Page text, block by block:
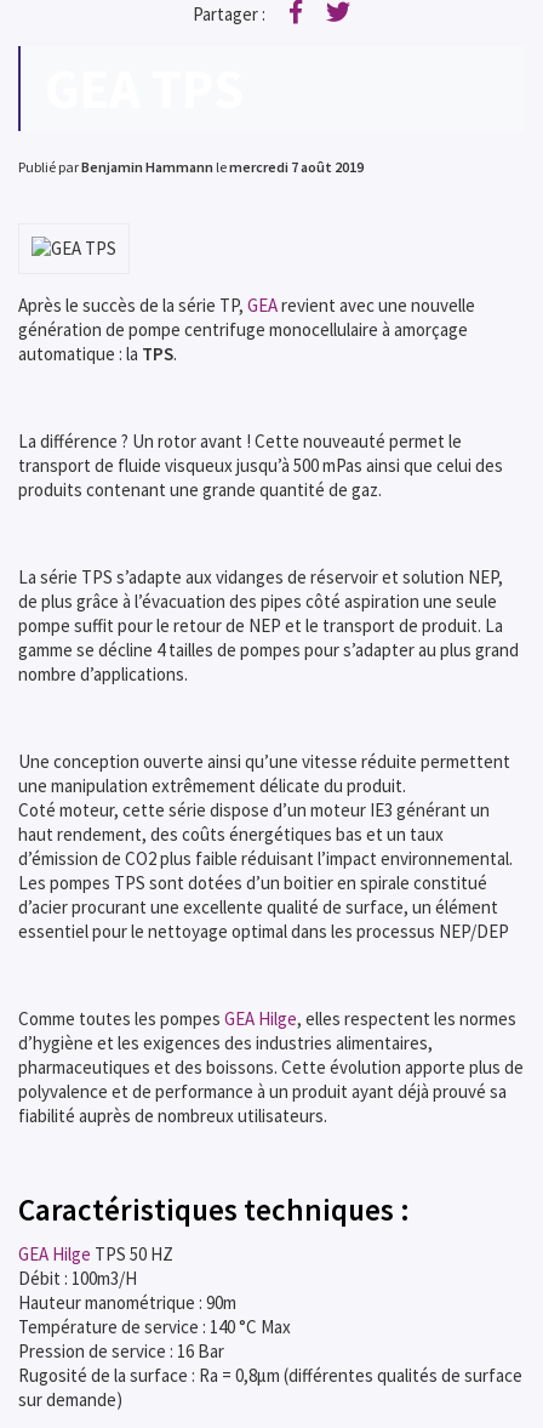
Partager :
Facebook
Publié parBenjamin Hammann lemercredi 7 août 2019
Après le succès de la série TP, GEArevient avec une nouvelle
génération de pompe centrifuge monocellulaire à amorçage
automatique : la TPS.
La différence ? Un rotor avant ! Cette nouveauté permet le
transport de fluide visqueux jusqu’à 500 mPas ainsi que celui des
produits contenant une grande quantité de gaz.
La série TPS s’adapte aux vidanges de réservoir et solution NEP,
de plus grâce à l’évacuation des pipes côté aspiration une seule
pompe suffit pour le retour de NEP et le transport de produit. La
gamme se décline 4 tailles de pompes pour s’adapter au plus grand
nombre d’applications.
Une conception ouverte ainsi qu’une vitesse réduite permettent
une manipulation extrêmement délicate du produit.
Coté moteur, cette série dispose d’un moteur IE3 générant un
haut rendement, des coûts énergétiques bas et un taux
d’émission de CO2 plus faible réduisant l’impact environnemental.
Les pompes TPS sont dotées d’un boitier en spirale constitué
d’acier procurant une excellente qualité de surface, un élément
essentiel pour le nettoyage optimal dans les processus NEP/DEP
Comme toutes les pompes GEA Hilge, elles respectent les normes
d’hygiène et les exigences des industries alimentaires,
pharmaceutiques et des boissons. Cette évolution apporte plus de
polyvalence et de performance à un produit ayant déjà prouvé sa
fiabilité auprès de nombreux utilisateurs.
Caractéristiques techniques :
GEA Hilge TPS 50 HZ
Débit : 100m3/H
Hauteur manométrique : 90m
Température de service : 140 °C Max
Pression de service : 16 Bar
Rugosité de la surface : Ra = 0,8µm (différentes qualités de surface
sur demande)